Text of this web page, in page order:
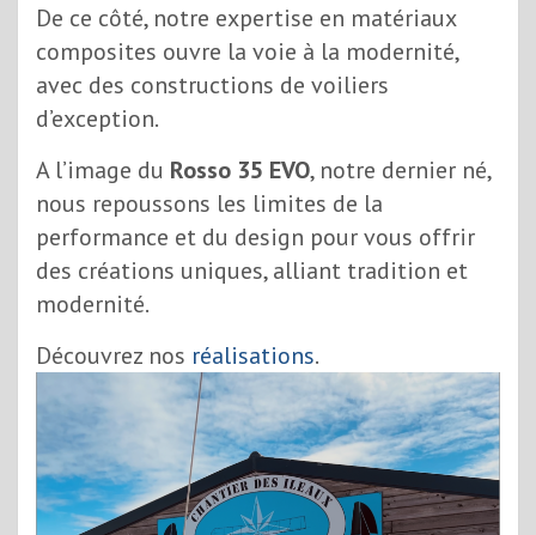
De ce côté, notre expertise en matériaux
composites ouvre la voie à la modernité,
avec des constructions de voiliers
d’exception.
A l’image du Rosso 35 EVO, notre dernier né,
nous repoussons les limites de la
performance et du design pour vous offrir
des créations uniques, alliant tradition et
modernité.
Découvrez nos réalisations.